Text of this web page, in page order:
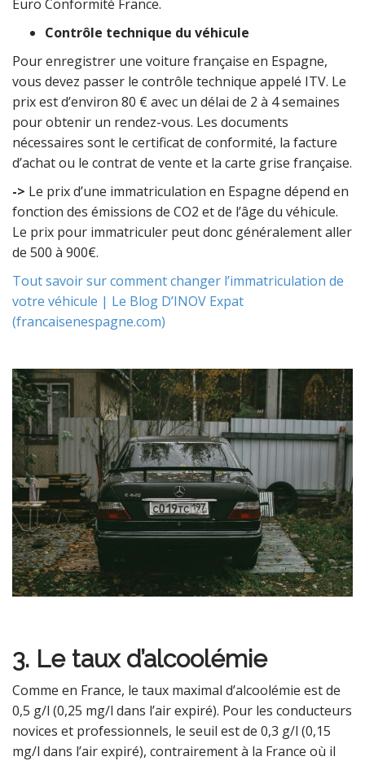
Euro Conformité France.
Contrôle technique du véhicule
Pour enregistrer une voiture française en Espagne,
vous devez passer le contrôle technique appelé ITV. Le
prix est d’environ 80 € avec un délai de 2 à 4 semaines
pour obtenir un rendez-vous. Les documents
nécessaires sont le certificat de conformité, la facture
d’achat ou le contrat de vente et la carte grise française.
-> Le prix d’une immatriculation en Espagne dépend en
fonction des émissions de CO2 et de l’âge du véhicule.
Le prix pour immatriculer peut donc généralement aller
de 500 à 900€.
Tout savoir sur comment changer l’immatriculation de
votre véhicule | Le Blog D’INOV Expat
(francaisenespagne.com)
3. Le taux d’alcoolémie
Comme en France, le taux maximal d’alcoolémie est de
0,5 g/l (0,25 mg/l dans l’air expiré). Pour les conducteurs
novices et professionnels, le seuil est de 0,3 g/l (0,15
mg/l dans l’air expiré), contrairement à la France où il